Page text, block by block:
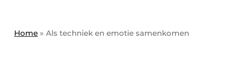
Home » Als techniek en emotie samenkomen